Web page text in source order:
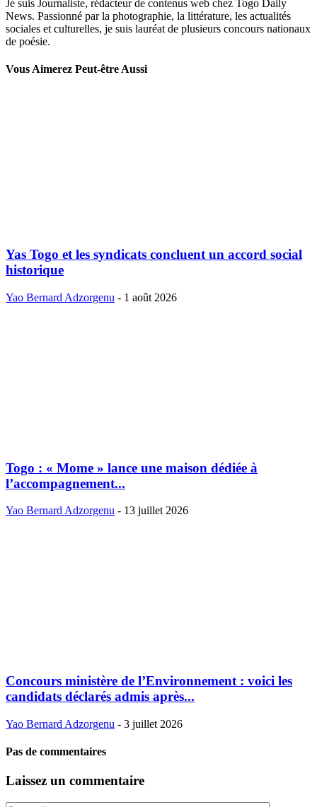
Je suis Journaliste, rédacteur de contenus web chez Togo Daily
News. Passionné par la photographie, la littérature, les actualités
sociales et culturelles, je suis lauréat de plusieurs concours nationaux
de poésie.
Vous Aimerez Peut-être Aussi
Yas Togo et les syndicats concluent un accord social
historique
Yao Bernard Adzorgenu - 1 août 2026
Togo : « Mome » lance une maison dédiée à
l’accompagnement...
Yao Bernard Adzorgenu - 13 juillet 2026
Concours ministère de l’Environnement : voici les
candidats déclarés admis après...
Yao Bernard Adzorgenu - 3 juillet 2026
Pas de commentaires
Laissez un commentaire